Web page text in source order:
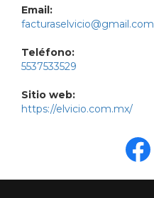
Email:
facturaselvicio@gmail.com
Teléfono:
5537533529
Sitio web:
https://elvicio.com.mx/